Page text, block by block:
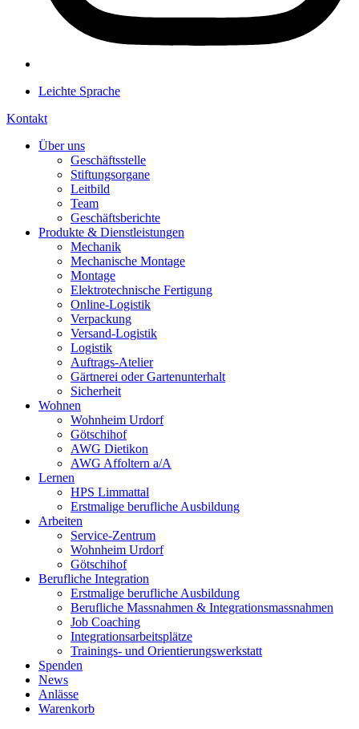
Leichte Sprache
Kontakt
Über uns
Geschäftsstelle
Stiftungsorgane
Leitbild
Team
Geschäftsberichte
Produkte & Dienstleistungen
Mechanik
Mechanische Montage
Montage
Elektrotechnische Fertigung
Online-Logistik
Verpackung
Versand-Logistik
Logistik
Auftrags-Atelier
Gärtnerei oder Gartenunterhalt
Sicherheit
Wohnen
Wohnheim Urdorf
Götschihof
AWG Dietikon
AWG Affoltern a/A
Lernen
HPS Limmattal
Erstmalige berufliche Ausbildung
Arbeiten
Service-Zentrum
Wohnheim Urdorf
Götschihof
Berufliche Integration
Erstmalige berufliche Ausbildung
Berufliche Massnahmen & Integrationsmassnahmen
Job Coaching
Integrationsarbeitsplätze
Trainings- und Orientierungswerkstatt
Spenden
News
Anlässe
Warenkorb